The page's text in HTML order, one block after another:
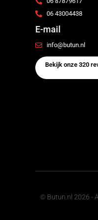
06 43004438
E-mail
info@butun.nl
Bekijk onze 320
© Butun.nl 2026 -